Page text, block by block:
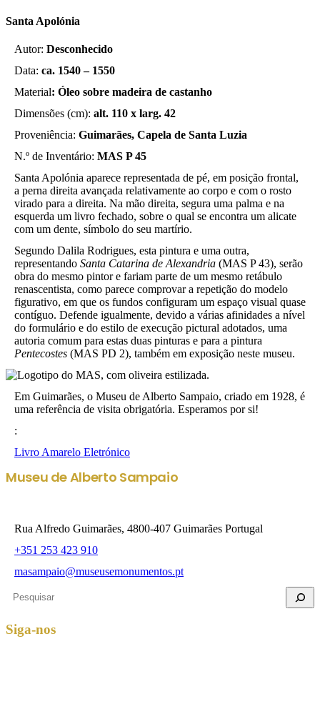
Santa Apolónia
Autor: Desconhecido
Data: ca. 1540 – 1550
Material: Óleo sobre madeira de castanho
Dimensões (cm): alt. 110 x larg. 42
Proveniência: Guimarães, Capela de Santa Luzia
N.º de Inventário: MAS P 45
Santa Apolónia aparece representada de pé, em posição frontal,
a perna direita avançada relativamente ao corpo e com o rosto
virado para a direita. Na mão direita, segura uma palma e na
esquerda um livro fechado, sobre o qual se encontra um alicate
com um dente, símbolo do seu martírio.
Segundo Dalila Rodrigues, esta pintura e uma outra,
representando Santa Catarina de Alexandria (MAS P 43), serão
obra do mesmo pintor e fariam parte de um mesmo retábulo
renascentista, como parece comprovar a repetição do modelo
figurativo, em que os fundos configuram um espaço visual quase
contíguo. Defende igualmente, devido a várias afinidades a nível
do formulário e do estilo de execução pictural adotados, uma
autoria comum para estas duas pinturas e para a pintura
Pentecostes (MAS PD 2), também em exposição neste museu.
Em Guimarães, o Museu de Alberto Sampaio, criado em 1928, é
uma referência de visita obrigatória. Esperamos por si!
:
Livro Amarelo Eletrónico
Museu de Alberto Sampaio
Rua Alfredo Guimarães, 4800-407 Guimarães Portugal
+351 253 423 910
masampaio@museusemonumentos.pt
Pesquisar
Siga-nos